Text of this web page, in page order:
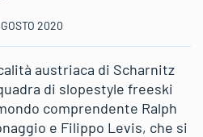
2020
austriaca di Scharnitz
di slopestyle freeski
comprendente Ralph
e Filippo Levis, che si